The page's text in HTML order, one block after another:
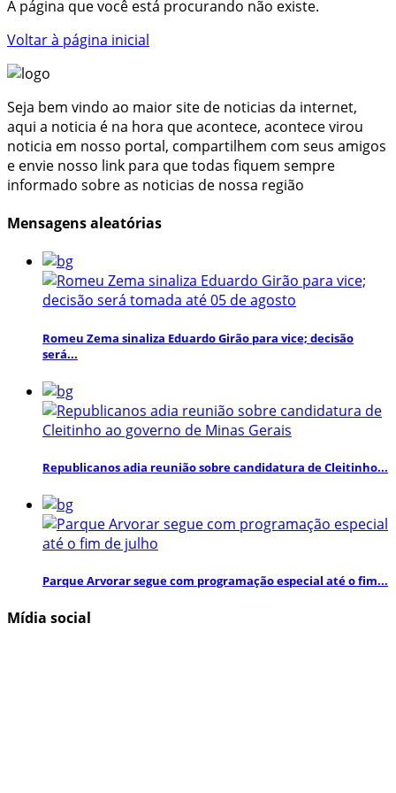
A página que você está procurando não existe.
Voltar à página inicial
Seja bem vindo ao maior site de noticias da internet,
aqui a noticia é na hora que acontece, acontece virou
noticia em nosso portal, compartilhem com seus amigos
e envie nosso link para que todas fiquem sempre
informado sobre as noticias de nossa região
Mensagens aleatórias
Romeu Zema sinaliza Eduardo Girão para vice; decisão
será...
Republicanos adia reunião sobre candidatura de Cleitinho...
Parque Arvorar segue com programação especial até o fim...
Mídia social